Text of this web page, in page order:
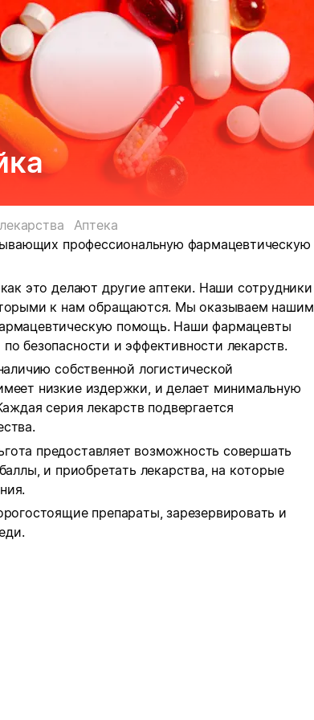
Аптека
профессиональную фармацевтическую
это делают другие аптеки. Наши сотрудники
к нам обращаются. Мы оказываем нашим
помощь. Наши фармацевты
безопасности и эффективности лекарств.
собственной логистической
низкие издержки, и делает минимальную
серия лекарств подвергается
предоставляет возможность совершать
и приобретать лекарства, на которые
препараты, зарезервировать и